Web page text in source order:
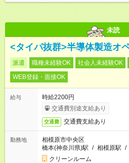
未読
<タイパ抜群>半導体製造オ
派遣 職種未経験OK 社会人未経験OK
WEB登録・面接OK
給与
時給2200円
交通費別途支給あり
交通費 交通費支給あり
勤務地
相模原市中央区
橋本(神奈川県)駅 / 相模原駅 /
クリーンルーム